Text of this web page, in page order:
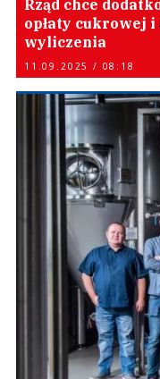
Rząd chce
opłaty cukrowej
wyliczenia
11.09.2025 / 08:18